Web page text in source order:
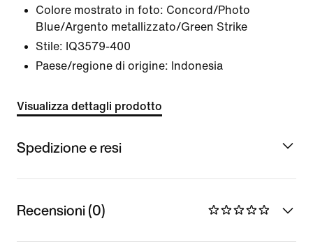
Colore mostrato in foto: Concord/Photo
Blue/Argento metallizzato/Green Strike
Stile: IQ3579-400
Paese/regione di origine: Indonesia
Visualizza dettagli prodotto
Spedizione e resi
Recensioni (0)